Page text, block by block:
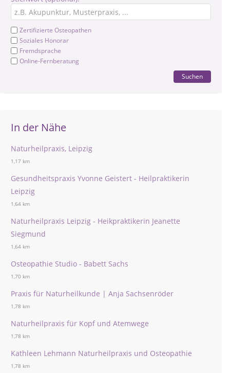
Zertifizierte Osteopathen
Soziales Honorar
Fremdsprache
Online-Fernberatung
Suchen
In der Nähe
Naturheilpraxis, Leipzig
1,17 km
Gesundheitspraxis Yvonne Geistert - Heilpraktikerin
Leipzig
1,64 km
Naturheilpraxis Leipzig - Heikpraktikerin Jeanette
Siegmund
1,64 km
Osteopathie Studio - Babett Sachs
1,70 km
Praxis für Naturheilkunde | Anja Sachsenröder
1,78 km
Naturheilpraxis für Kopf und Atemwege
1,78 km
Kathleen Lehmann Naturheilpraxis und Osteopathie
1,78 km